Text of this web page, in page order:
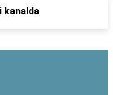
kanalda